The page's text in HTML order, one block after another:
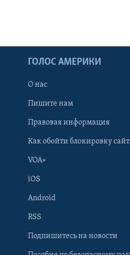
Learning English
ГОЛОС АМЕРИКИ
О нас
Пишите нам
Правовая информация
Как обойти блокировку
VOA+
iOS
Android
RSS
Подпишитесь на новости